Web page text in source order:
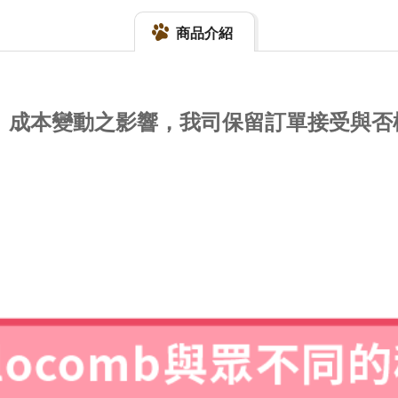
商品介紹
本變動之影響，我司保留訂單接受與